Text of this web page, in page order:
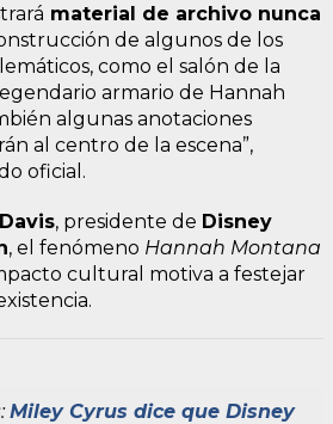
material de archivo nunca
de algunos de los
como el salón de la
armario de Hannah
algunas anotaciones
al centro de la escena”,
oficial.
, presidente de Disney
, el fenómeno Hannah Montana
cultural motiva a festejar
Miley Cyrus dice que Disney